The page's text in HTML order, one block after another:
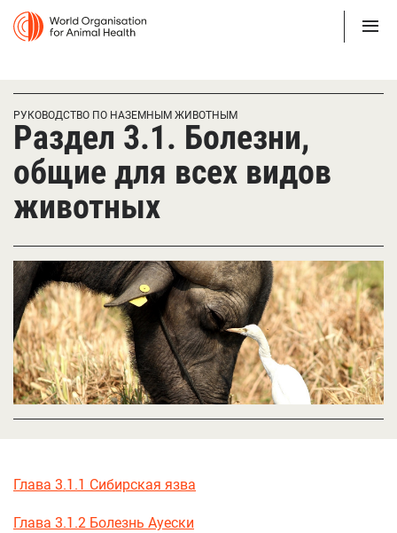
РУКОВОДСТВО ПО НАЗЕМНЫМ ЖИВОТНЫМ
Раздел 3.1. Болезни,
общие для всех видов
животных
Глава 3.1.1 Сибирская язва
Глава 3.1.2 Болезнь Ауески